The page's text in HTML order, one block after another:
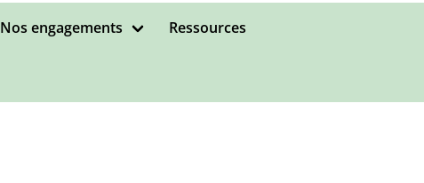
Nos engagements Ressources